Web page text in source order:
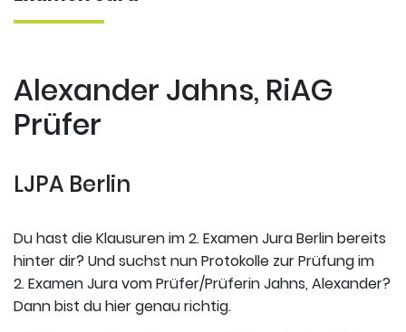
Alexander Jahns, RiAG
Prüfer
LJPA Berlin
Du hast die Klausuren im 2. Examen Jura Berlin bereits
hinter dir? Und suchst nun Protokolle zur Prüfung im
2. Examen Jura vom Prüfer/Prüferin Jahns, Alexander?
Dann bist du hier genau richtig.